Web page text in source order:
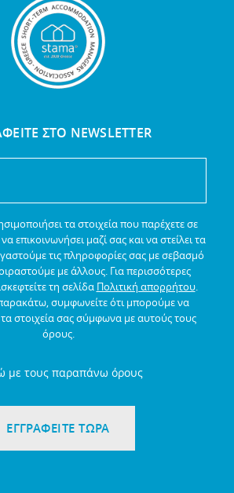
ΣΤΟ NEWSLETTER
τα στοιχεία που παρέχετε σε
επικοινωνήσει μαζί σας και να στείλει τα
τις πληροφορίες σας με σεβασμό
με άλλους. Για περισσότερες
τη σελίδα Πολιτική απορρήτου.
συμφωνείτε ότι μπορούμε να
στοιχεία σας σύμφωνα με αυτούς τους
όρους.
με τους παραπάνω όρους
ΕΓΓΡΑΦΕΙΤΕ ΤΩΡΑ